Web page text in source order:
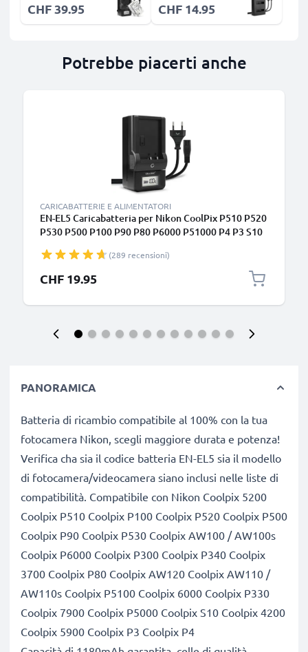
CHF 39.95 CHF 14.95
Potrebbe piacerti anche
CARICABATTERIE E ALIMENTATORI
EN-EL5 Caricabatteria per Nikon CoolPix P510 P520
P530 P500 P100 P90 P80 P6000 P51000 P4 P3 S10
(289 recensioni)
CHF 19.95
PANORAMICA
Batteria di ricambio compatibile al 100% con la tua
fotocamera Nikon, scegli maggiore durata e potenza!
Verifica cha sia il codice batteria EN-EL5 sia il modello
di fotocamera/videocamera siano inclusi nelle liste di
compatibilità. Compatibile con Nikon Coolpix 5200
Coolpix P510 Coolpix P100 Coolpix P520 Coolpix P500
Coolpix P90 Coolpix P530 Coolpix AW100 / AW100s
Coolpix P6000 Coolpix P300 Coolpix P340 Coolpix
3700 Coolpix P80 Coolpix AW120 Coolpix AW110 /
AW110s Coolpix P5100 Coolpix 6000 Coolpix P330
Coolpix 7900 Coolpix P5000 Coolpix S10 Coolpix 4200
Coolpix 5900 Coolpix P3 Coolpix P4